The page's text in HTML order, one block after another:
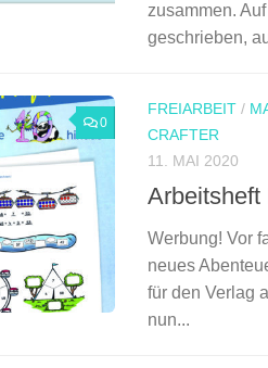
zusammen.
geschrieben,
0
FREIARBEIT /
CRAFTER
11. MAI 2020
Arbeitsheft
Werbung! Vor
neues
für den Verlag
nun...